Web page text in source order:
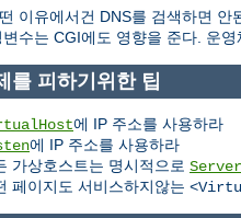
이유에서건 DNS를 검색하면 안
변수는 CGI에도 영향을 준다. 운
를 피하기위한 팁
에 IP 주소를 사용하라
에 IP 주소를 사용하라
가상호스트는 명시적으로
페이지도 서비스하지않는